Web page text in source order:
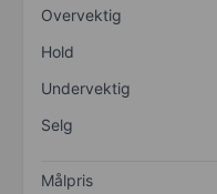
Overvektig
Hold
Undervektig
Selg
Målpris